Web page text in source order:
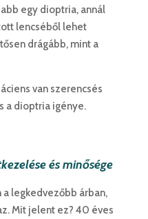
egy dioptria, annál
lencséből lehet
drágább, mint a
van szerencsés
a dioptria igénye.
és minősége
a legkedvezőbb árban,
Mit jelent ez? 40 éves